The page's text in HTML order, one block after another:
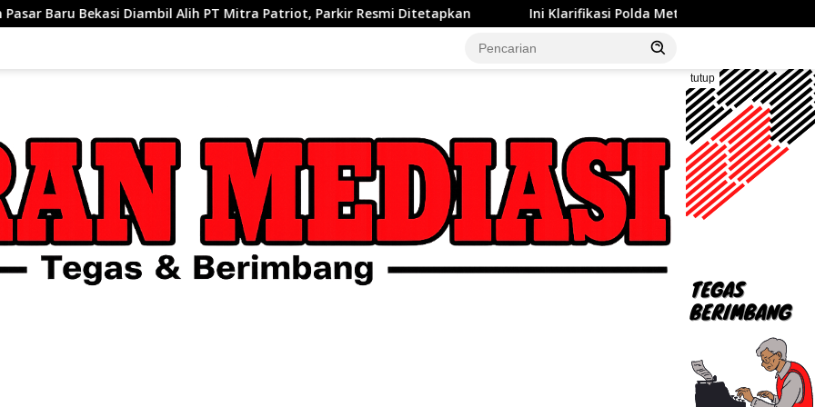
Alih PT Mitra Patriot, Parkir Resmi Ditetapkan Ini Klarifikasi Polda Metro Jaya Terkait Penemuan 996 Barang di
tutup